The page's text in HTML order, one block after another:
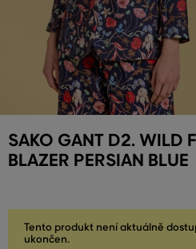
SAKO GANT D2. WILD
BLAZER PERSIAN BLUE
Tento produkt není aktuálně
ukončen.